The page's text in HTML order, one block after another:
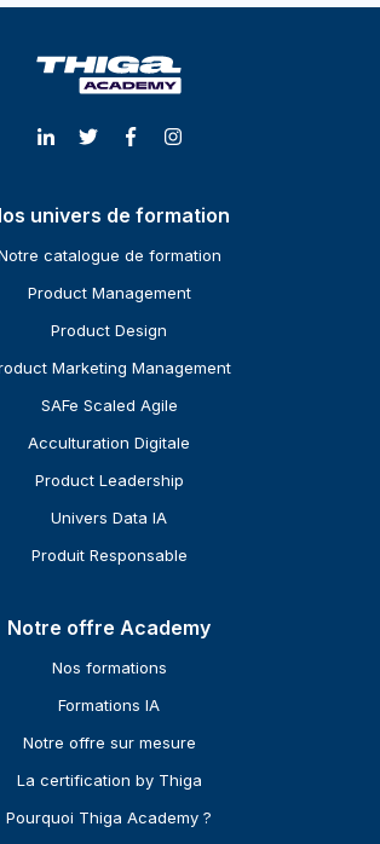
univers de formation
catalogue de formation
Product Management
Product Design
Marketing Management
SAFe Scaled Agile
Acculturation Digitale
Product Leadership
Univers Data IA
Produit Responsable
Notre offre Academy
Nos formations
Formations IA
Notre offre sur mesure
La certification by Thiga
Pourquoi Thiga Academy ?